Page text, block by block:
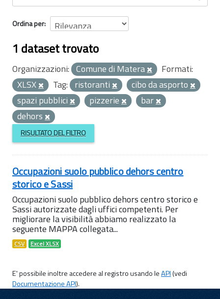
Ordina per
1 dataset trovato
Organizzazioni: Comune di Matera
Formati:
XLSX
Tag: ristoranti
cibo da asporto
spazi pubblici
pizzerie
bar
dehors
RISULTATO DEL FILTRO
Occupazioni suolo pubblico dehors centro
storico e Sassi
Occupazioni suolo pubblico dehors centro storico e
Sassi autorizzate dagli uffici competenti. Per
migliorare la visibilità abbiamo realizzato la
seguente MAPPA collegata...
CSV Excel XLSX
E' possibile inoltre accedere al registro usando leAPI(vedi
Documentazione API).